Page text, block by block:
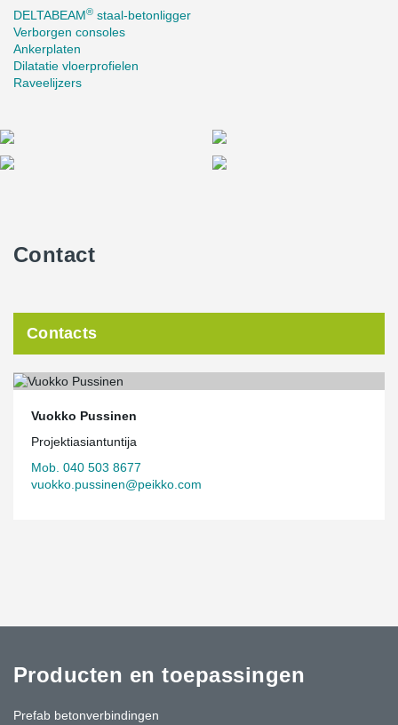
DELTABEAM® staal-betonligger
Verborgen consoles
Ankerplaten
Dilatatie vloerprofielen
Raveelijzers
Contact
Contacts
Vuokko Pussinen
Projektiasiantuntija
Mob. 040 503 8677
vuokko.pussinen@peikko.com
Producten en toepassingen
Prefab betonverbindingen